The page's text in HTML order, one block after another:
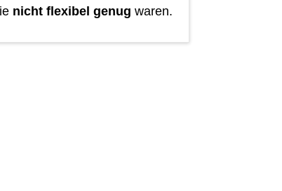
nicht flexibel genug waren.